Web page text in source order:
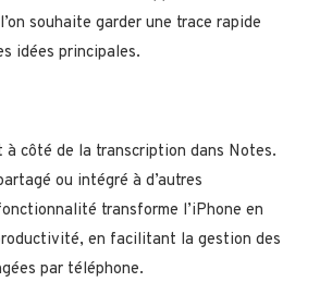
souhaite garder une trace rapide
idées principales.
à côté de la transcription dans Notes.
ou intégré à d’autres
transforme l’iPhone en
en facilitant la gestion des
par téléphone.